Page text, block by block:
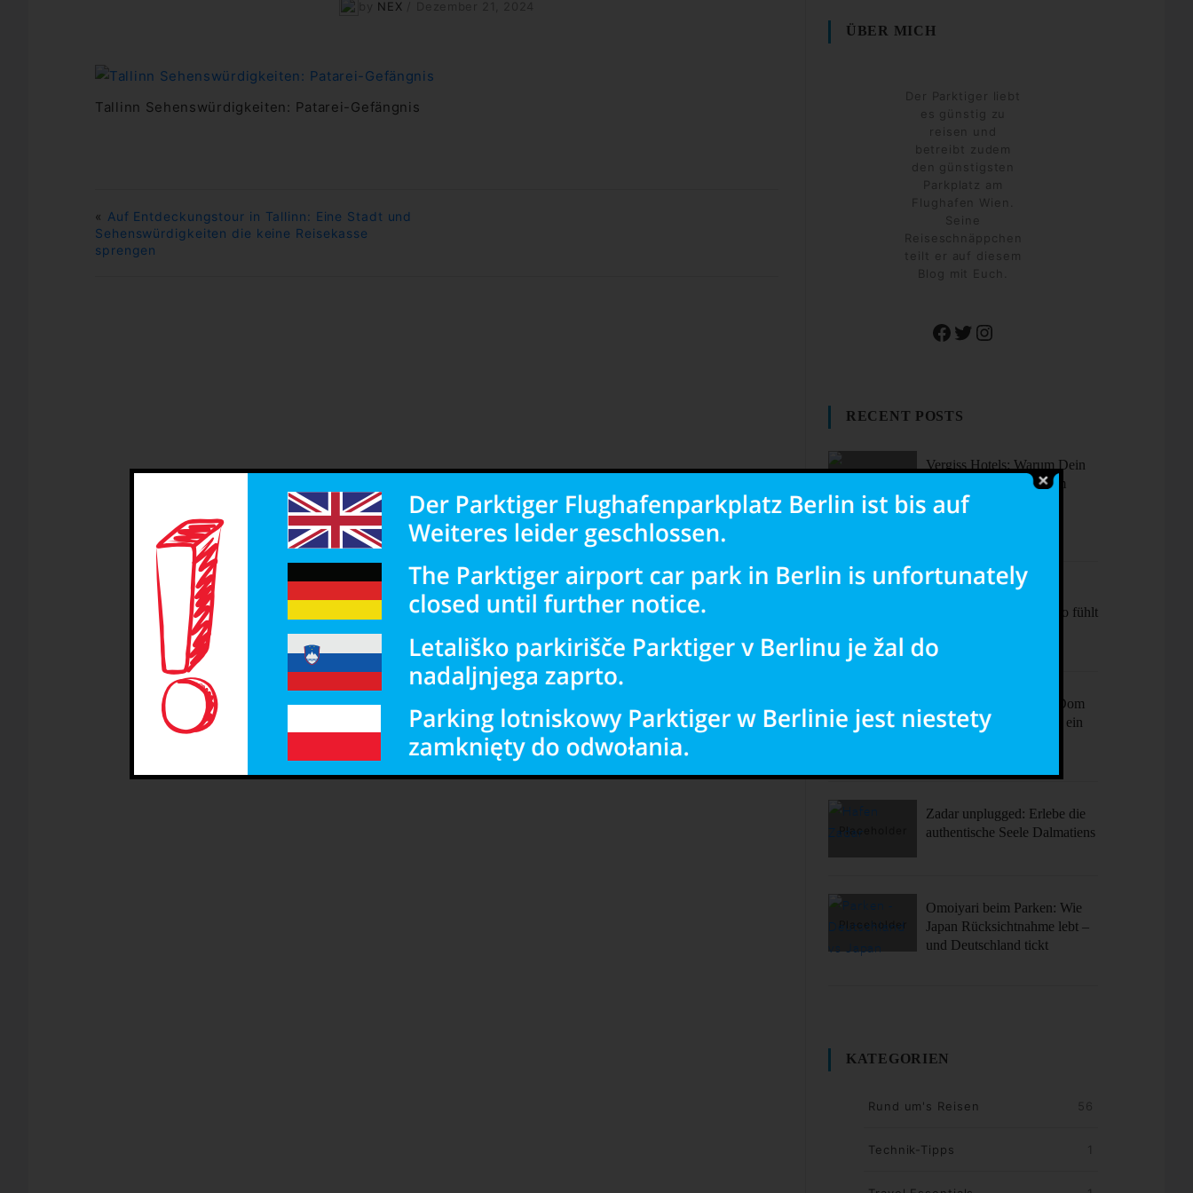
NEX
Tallinn Sehenswürdigkeiten: Patarei-Gefängnis
« Auf Entdeckungstour in Tallinn: Eine Stadt und
Sehenswürdigkeiten die keine Reisekasse
sprengen
ÜBER MICH
Der Parktiger liebt
es günstig zu
reisen und
betreibt zudem
den günstigsten
Parkplatz am
Flughafen Wien.
Seine
Reiseschnäppchen
teilt er auf diesem
Blog mit Euch.
Facebook
TwitterInstagram
RECENT POSTS
Vergiss Hotels: Warum Dein
nächster Urlaub in einem
dieser coolen Airbnbs
Sehenswürdigkeiten – So fühlt
Ciao Milano! Mehr als Dom
& Mode – Dein Plan für ein
Zadar unplugged: Erlebe die
authentische Seele Dalmatiens
Omoiyari beim Parken: Wie
Japan Rücksichtnahme lebt –
und Deutschland tickt
KATEGORIEN
Rund um's Reisen 56
Technik-Tipps 1